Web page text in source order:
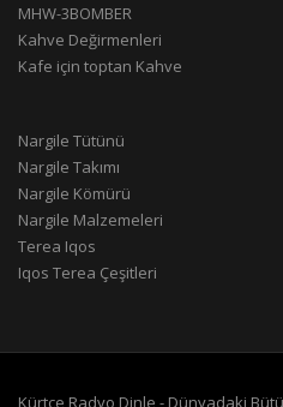
MHW-3BOMBER
Kahve Değirmenleri
Kafe için toptan Kahve
Nargile Tütünü
Nargile Takımı
Nargile Kömürü
Nargile Malzemeleri
Terea Iqos
Iqos Terea Çeşitleri
Kürtçe Radyo Dinle - Dünyadaki